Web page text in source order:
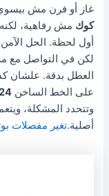
غاز أو فرن مش
كوك مش رفاهية،
أول لحظة. الحل
لكن في التواصل
العطل بدقة. علشان
على الخط الساخن
وتتحدد المشكلة،
أصلية.تغير مفصلات